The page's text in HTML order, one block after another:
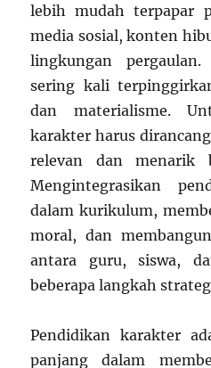
lebih mudah terpapar
media sosial, konten
lingkungan
sering kali
dan materialisme.
karakter harus
relevan dan menarik
Mengintegrasikan
dalam kurikulum,
moral, dan
antara guru, siswa,
beberapa langkah
Pendidikan karakter
panjang dalam